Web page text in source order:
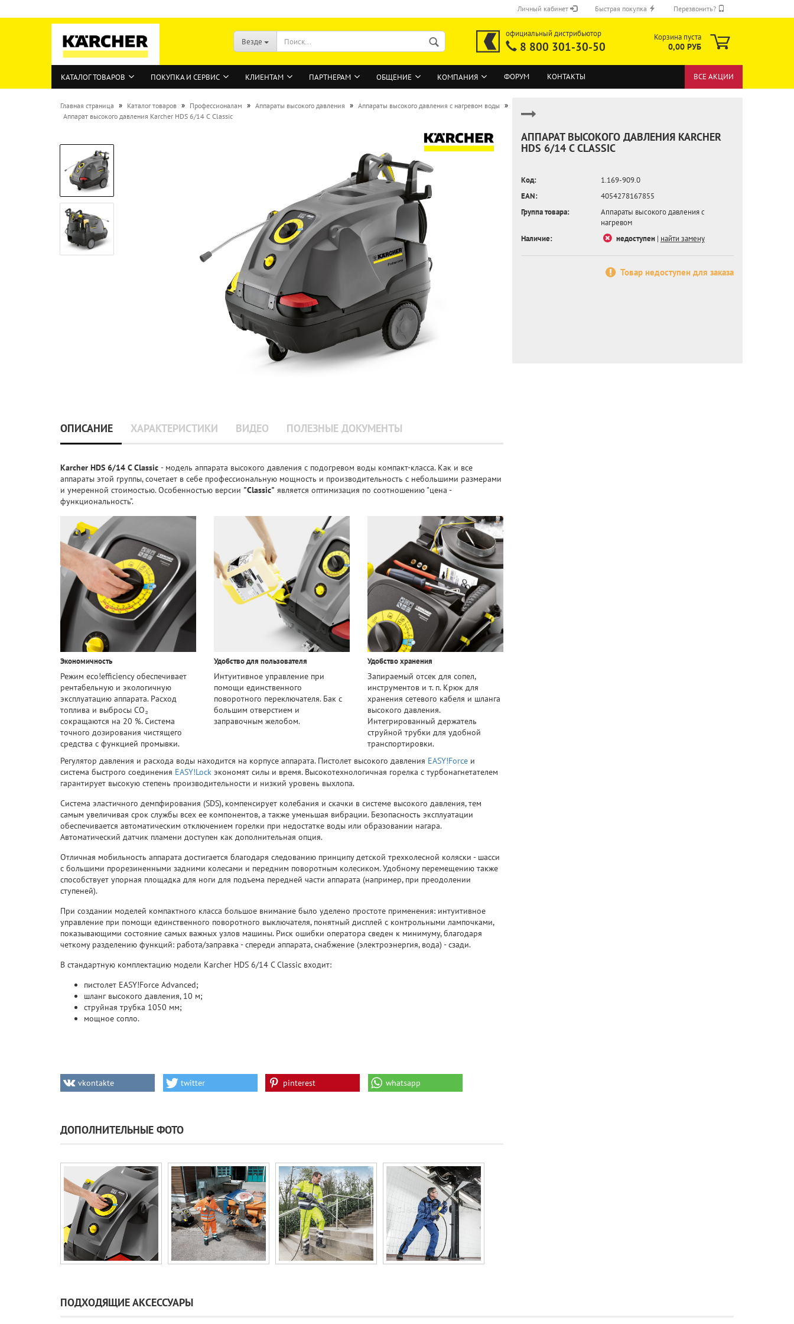
Личный кабинет
ВОЙТИ
Регистрация на сайте
Забыли пароль?
Быстрая покупка Перезвонить?
ОТПРАВИТЬ
Везде
официальный дистрибьютор
8 800 301-30-50
Корзина пуста
0,00 РУБ
КАТАЛОГ ТОВАРОВ ПОКУПКА И СЕРВИС КЛИЕНТАМ ПАРТНЕРАМ ОБЩЕНИЕ КОМПАНИЯ ФОРУМ КОНТАКТЫ ВСЕ АКЦИИ
Главная страница » Каталог товаров » Профессионалам » Аппараты высокого давления » Аппараты высокого давления с нагревом воды »
Аппарат высокого давления Karcher HDS 6/14 C Classic
АППАРАТ ВЫСОКОГО ДАВЛЕНИЯ KARCHER
HDS 6/14 C CLASSIC
Код:
1.169-909.0
EAN:
4054278167855
Группа товара:
Аппараты высокого давления с
нагревом
Наличие:
недоступен| найти замену
Товар недоступен для заказа
ОПИСАНИЕ ХАРАКТЕРИСТИКИ ВИДЕО ПОЛЕЗНЫЕ ДОКУМЕНТЫ
Karcher HDS 6/14 C Classic - модель аппарата высокого давления с подогревом воды компакт-класса. Как и все
аппараты этой группы, сочетает в себе профессиональную мощность и производительность с небольшими размерами
и умеренной стоимостью. Особенностью версии "Classic" является оптимизация по соотношению "цена -
функциональность".
Экономичность
Режим eco!efficiency обеспечивает
рентабельную и экологичную
эксплуатацию аппарата. Расход
топлива и выбросы CO₂
сокращаются на 20 %. Система
точного дозирования чистящего
средства с функцией промывки.
Удобство для пользователя
Интуитивное управление при
помощи единственного
поворотного переключателя. Бак с
большим отверстием и
заправочным желобом.
Удобство хранения
Запираемый отсек для сопел,
инструментов и т. п. Крюк для
хранения сетевого кабеля и шланга
высокого давления.
Интегрированный держатель
струйной трубки для удобной
транспортировки.
Регулятор давления и расхода воды находится на корпусе аппарата. Пистолет высокого давления EASY!Force и
система быстрого соединения EASY!Lock экономят силы и время. Высокотехнологичная горелка с турбонагнетателем
гарантирует высокую степень производительности и низкий уровень выхлопа.
Система эластичного демпфирования (SDS), компенсирует колебания и скачки в системе высокого давления, тем
самым увеличивая срок службы всех ее компонентов, а также уменьшая вибрации. Безопасность эксплуатации
обеспечивается автоматическим отключением горелки при недостатке воды или образовании нагара.
Автоматический датчик пламени доступен как дополнительная опция.
Отличная мобильность аппарата достигается благодаря следованию принципу детской трехколесной коляски - шасси
с большими прорезиненными задними колесами и передним поворотным колесиком. Удобному перемещению также
способствует упорная площадка для ноги для подъема передней части аппарата (например, при преодолении
ступеней).
При создании моделей компактного класса большое внимание было уделено простоте применения: интуитивное
управление при помощи единственного поворотного выключателя, понятный дисплей с контрольными лампочками,
показывающими состояние самых важных узлов машины. Риск ошибки оператора сведен к минимуму, благодаря
четкому разделению функций: работа/заправка - спереди аппарата, снабжение (электроэнергия, вода) - сзади.
В стандартную комплектацию модели Karcher HDS 6/14 C Classic входит:
пистолет EASY!Force Advanced;
шланг высокого давления, 10 м;
струйная трубка 1050 мм;
мощное сопло.
vkontakte twitter pinterest whatsapp
ДОПОЛНИТЕЛЬНЫЕ ФОТО
ПОДХОДЯЩИЕ АКСЕССУАРЫ